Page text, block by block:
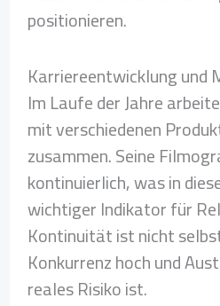
positionieren.
Karriereentwicklung und
Im Laufe der Jahre
mit verschiedenen
zusammen. Seine
kontinuierlich, was in
wichtiger Indikator für
Kontinuität ist nicht
Konkurrenz hoch und
reales Risiko ist.